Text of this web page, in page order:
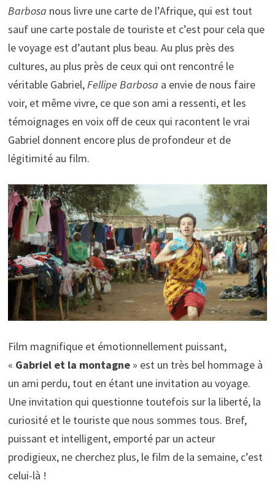
Barbosa nous livre une carte de l’Afrique, qui est tout
sauf une carte postale de touriste et c’est pour cela que
le voyage est d’autant plus beau. Au plus près des
cultures, au plus près de ceux qui ont rencontré le
véritable Gabriel,Fellipe Barbosa a envie de nous faire
voir, et même vivre, ce que son ami a ressenti, et les
témoignages en voix off de ceux qui racontent le vrai
Gabriel donnent encore plus de profondeur et de
légitimité au film.
Film magnifique et émotionnellement puissant,
« Gabriel et la montagne» est un très bel hommage à
un ami perdu, tout en étant une invitation au voyage.
Une invitation qui questionne toutefois sur la liberté, la
curiosité et le touriste que nous sommes tous. Bref,
puissant et intelligent, emporté par un acteur
prodigieux, ne cherchez plus, le film de la semaine, c’est
celui-là !